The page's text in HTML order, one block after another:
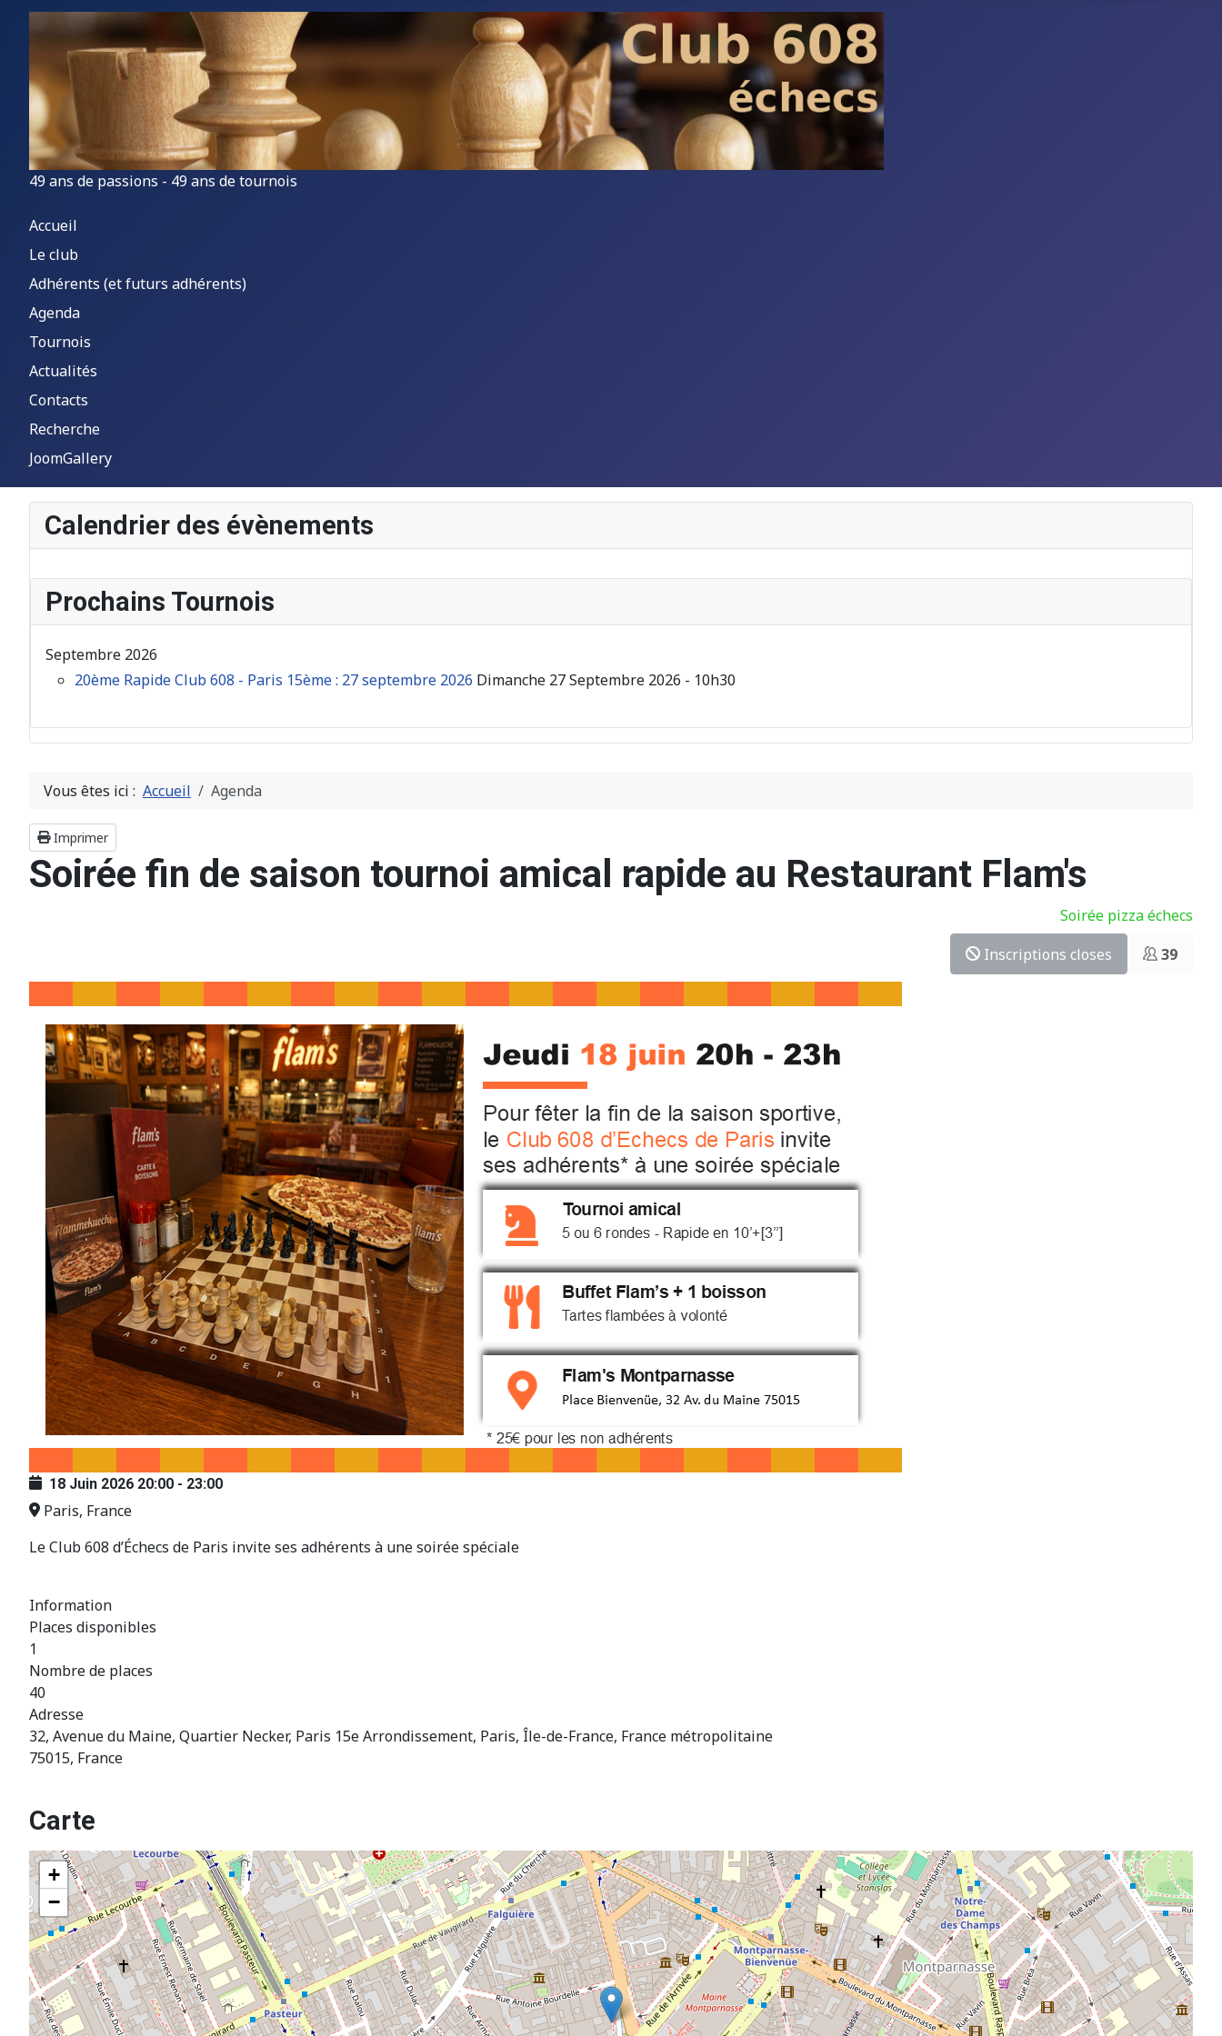
49 ans de passions - 49 ans de tournois
Accueil
Le club
Adhérents (et futurs adhérents)
Agenda
Tournois
Actualités
Contacts
Recherche
JoomGallery
Calendrier des évènements
Prochains Tournois
Septembre 2026
20ème Rapide Club 608 - Paris 15ème : 27 septembre 2026 Dimanche 27 Septembre 2026 - 10h30
Vous êtes ici : Accueil Agenda
Imprimer
Soirée fin de saison tournoi amical rapide au Restaurant Flam's
Soirée pizza échecs
Inscriptions closes
39
18 Juin 2026 20:00 - 23:00
Paris, France
Le Club 608 d’Échecs de Paris invite ses adhérents à une soirée spéciale
Information
Places disponibles
1
Nombre de places
40
Adresse
32, Avenue du Maine, Quartier Necker, Paris 15e Arrondissement, Paris, Île-de-France, France métropolitaine
75015, France
Carte
+
−